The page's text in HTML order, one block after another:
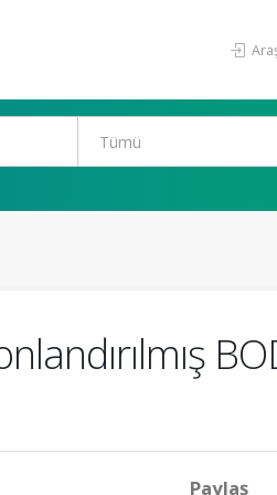
Paylaş